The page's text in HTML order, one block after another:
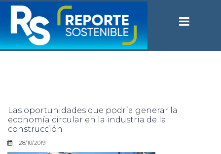
Las oportunidades que podría generar la
economía circular en la industria de la
construcción
28/10/2019